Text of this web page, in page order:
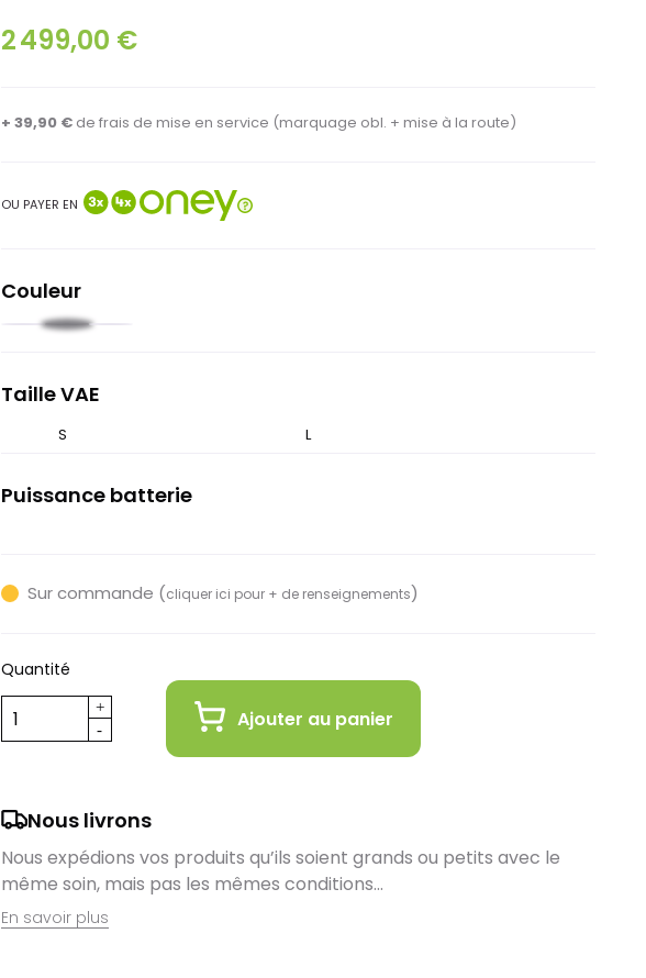
2 499,00 €
+ 39,90 €de frais de mise en service (marquage obl. + mise à la route)
OU PAYER EN
Couleur
BlancBleu
Taille VAE
S L
Puissance batterie
Sur commande (cliquer ici pour + de renseignements)
Quantité
Ajouter au panier
Nous livrons
Nous expédions vos produits qu’ils soient grands ou petits avec le
même soin, mais pas les mêmes conditions…
En savoir plus